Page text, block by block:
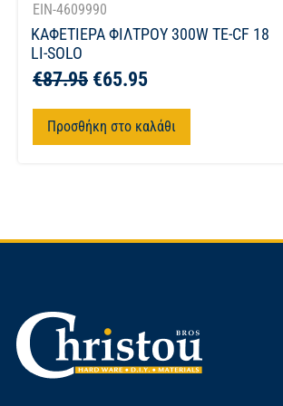
EIN-4609990
ΚΑΦΕΤΙΕΡΑ ΦΙΛΤΡΟΥ 300W TE-CF 18
LI-SOLO
€87.95 €65.95
Προσθήκη στο καλάθι